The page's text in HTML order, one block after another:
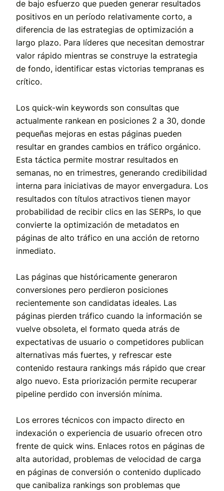
de bajo esfuerzo que pueden generar resultados
positivos en un período relativamente corto, a
diferencia de las estrategias de optimización a
largo plazo. Para líderes que necesitan demostrar
valor rápido mientras se construye la estrategia
de fondo, identificar estas victorias tempranas es
crítico.
Los quick-win keywords son consultas que
actualmente rankean en posiciones 2 a 30, donde
pequeñas mejoras en estas páginas pueden
resultar en grandes cambios en tráfico orgánico.
Esta táctica permite mostrar resultados en
semanas, no en trimestres, generando credibilidad
interna para iniciativas de mayor envergadura. Los
resultados con títulos atractivos tienen mayor
probabilidad de recibir clics en las SERPs, lo que
convierte la optimización de metadatos en
páginas de alto tráfico en una acción de retorno
inmediato.
Las páginas que históricamente generaron
conversiones pero perdieron posiciones
recientemente son candidatas ideales. Las
páginas pierden tráfico cuando la información se
vuelve obsoleta, el formato queda atrás de
expectativas de usuario o competidores publican
alternativas más fuertes, y refrescar este
contenido restaura rankings más rápido que crear
algo nuevo. Esta priorización permite recuperar
pipeline perdido con inversión mínima.
Los errores técnicos con impacto directo en
indexación o experiencia de usuario ofrecen otro
frente de quick wins. Enlaces rotos en páginas de
alta autoridad, problemas de velocidad de carga
en páginas de conversión o contenido duplicado
que canibaliza rankings son problemas que